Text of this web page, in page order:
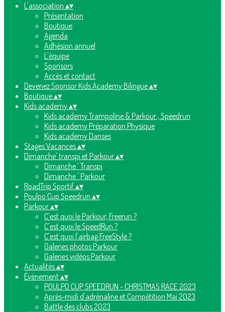
L'association ▴▾
Présentation
Boutique
Agenda
Adhésion annuel
L'équipe
Sponsors
Accès et contact
Devenez Sponsor Kids Academy Bilingue▴▾
Boutique▴▾
Kids academy▴▾
Kids academy Trampoline & Parkour , Speedrun
Kids academy Préparation Physique
Kids academy Danses
Stages Vacances▴▾
Dimanche' transpi et Parkour▴▾
Dimanche ' Transpi
Dimanche ' Parkour
RoadTrip Sportif▴▾
Poulpo Cup Speedrun ▴▾
Parkour▴▾
C'est quoi le Parkour, Freerun ?
C'est quoi le SpeedRun ?
C'est quoi l'airbag FreeStyle ?
Galeries photos Parkour
Galeries vidéos Parkour
Actualités▴▾
Évènement▴▾
POULPO CUP SPEEDRUN - CHRISTMAS RACE 2023
Après-midi d'adrénaline et Compétition Mai 2023
Battle des clubs 2023